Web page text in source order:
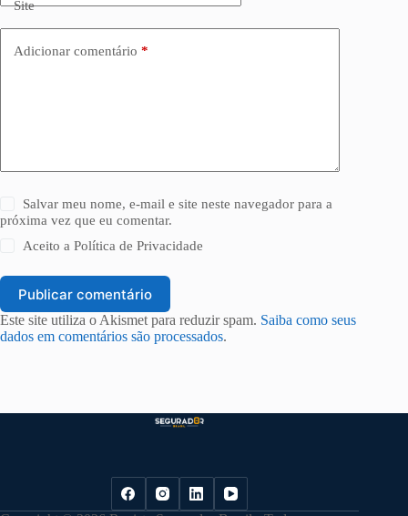
Site
Adicionar comentário *
Salvar meu nome, e-mail e site neste navegador para a
próxima vez que eu comentar.
Aceito aPolítica de Privacidade
Publicar comentário
Este site utiliza o Akismet para reduzir spam. Saiba como seus
dados em comentários são processados.